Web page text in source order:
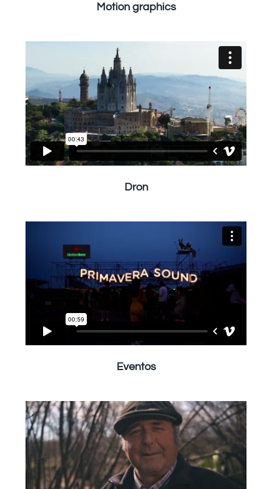
Motion graphics
Dron
Eventos